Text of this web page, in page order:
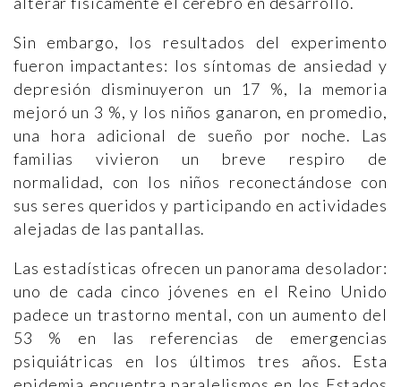
Sin embargo, los resultados del experimento
fueron impactantes: los síntomas de ansiedad y
depresión disminuyeron un 17 %, la memoria
mejoró un 3 %, y los niños ganaron, en promedio,
una hora adicional de sueño por noche. Las
familias vivieron un breve respiro de
normalidad, con los niños reconectándose con
sus seres queridos y participando en actividades
alejadas de las pantallas.
Las estadísticas ofrecen un panorama desolador:
uno de cada cinco jóvenes en el Reino Unido
padece un trastorno mental, con un aumento del
53 % en las referencias de emergencias
psiquiátricas en los últimos tres años. Esta